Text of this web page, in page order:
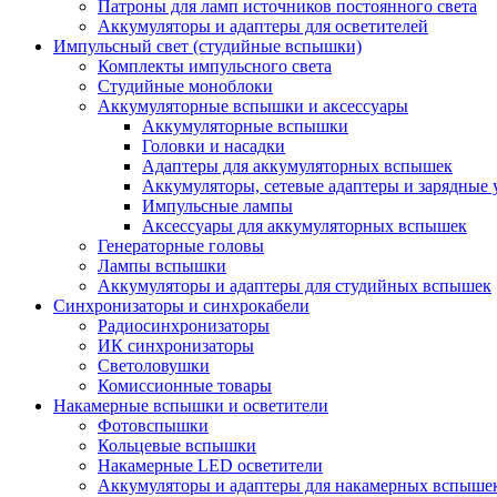
Патроны для ламп источников постоянного света
Аккумуляторы и адаптеры для осветителей
Импульсный свет (студийные вспышки)
Комплекты импульсного света
Студийные моноблоки
Аккумуляторные вспышки и аксессуары
Аккумуляторные вспышки
Головки и насадки
Адаптеры для аккумуляторных вспышек
Аккумуляторы, сетевые адаптеры и зарядные
Импульсные лампы
Аксессуары для аккумуляторных вспышек
Генераторные головы
Лампы вспышки
Аккумуляторы и адаптеры для студийных вспышек
Синхронизаторы и синхрокабели
Радиосинхронизаторы
ИК синхронизаторы
Светоловушки
Комиссионные товары
Накамерные вспышки и осветители
Фотовспышки
Кольцевые вспышки
Накамерные LED осветители
Аккумуляторы и адаптеры для накамерных